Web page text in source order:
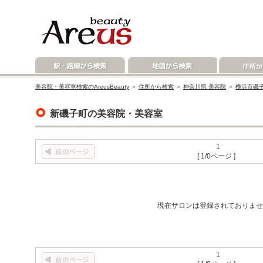
美容院・美容室検索のAreusBeauty ＞ 住所から検索 ＞ 神奈川県 美容院 ＞ 横浜市磯
新磯子町の美容院・美容室
1
[ 1/0ページ ]
現在サロンは登録されておりま
1